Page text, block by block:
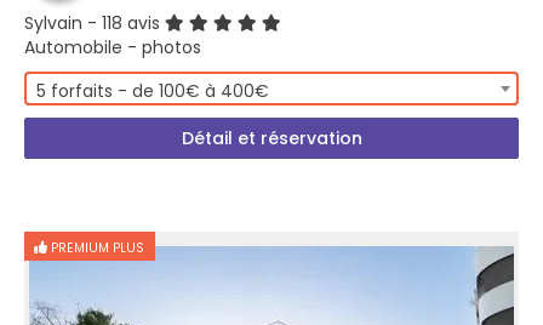
Sylvain - 118 avis
Automobile - photos
5 forfaits - de 100€ à 400€
Détail et réservation
PREMIUM PLUS